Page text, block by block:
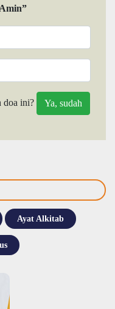
doa ini?
Ayat Alkitab